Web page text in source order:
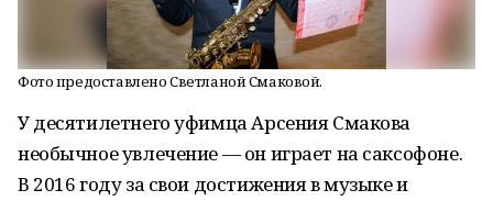
Фото предоставлено Светланой Смаковой.
У десятилетнего уфимца Арсения Смакова
необычное увлечение — он играет на саксофоне.
В 2016 году за свои достижения в музыке и